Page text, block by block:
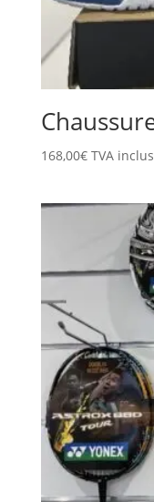
168,00€ TVA